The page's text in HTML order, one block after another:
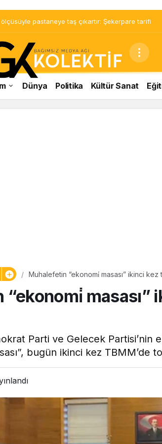
ölçüsüyle pastaneye taş çıkartır: Şekerpare tarifi
Dünya Politika Kültür Sanat
Muhalefetin “ekonomi̇ masası” ikinci kez
masası”
Parti ve Gelecek Partisi’nin
bugün ikinci kez TBMM’de
pastaneye taş çıkartır: